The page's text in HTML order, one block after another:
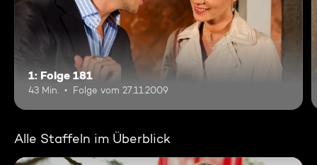
1: Folge 181
43 Min. Folge vom 27.11.2009
Alle Staffeln im Überblick